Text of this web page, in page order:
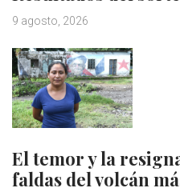
9 agosto, 2026
El temor y la
faldas del volcán